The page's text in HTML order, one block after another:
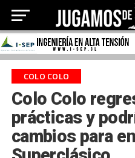
COLO COLO
Colo Colo
prácticas y
cambios para